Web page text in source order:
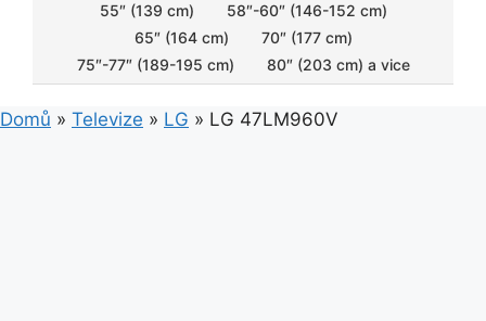
55″ (139 cm)
58″-60″ (146-152 cm)
65″ (164 cm)
70″ (177 cm)
75″-77″ (189-195 cm)
80″ (203 cm) a vice
Domů » Televize » LG » LG 47LM960V